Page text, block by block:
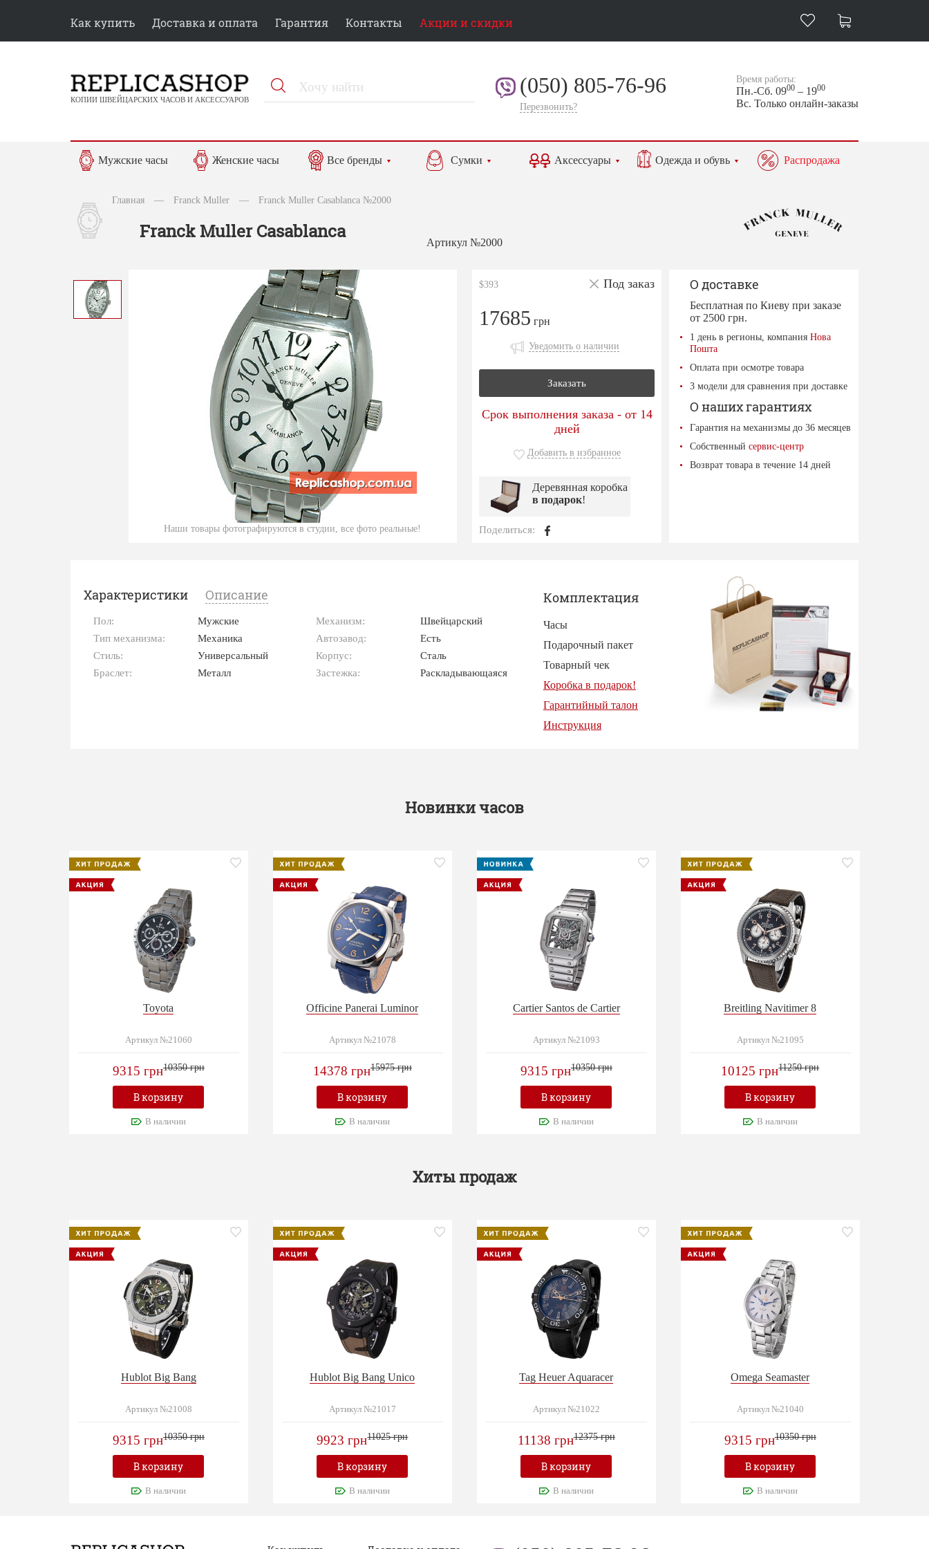
Как купить Доставка и оплата Гарантия Контакты Акции и скидки
КОПИИ ШВЕЙЦАРСКИХ ЧАСОВ И АКСЕССУАРОВ
(050) 805-76-96
Перезвонить?
Время работы:
Пн.-Сб. 0900 – 1900
Вс. Только онлайн-заказы
Мужские часы Женские часы Все бренды Сумки Аксессуары Одежда и обувь Распродажа
Главная — Franck Muller — Franck Muller Casablanca №2000
Franck Muller Casablanca
Артикул №2000
Наши товары фотографируются в студии, все фото реальные!
$393 Под заказ
17685 грн
Уведомить о наличии
Заказать
Срок выполнения заказа - от 14
дней
Добавить в избранное
Деревянная коробка
в подарок!
Поделиться:
О доставке
Бесплатная по Киеву при заказе
от 2500 грн.
1 день в регионы, компанияНова
Пошта
Оплата при осмотре товара
3 модели для сравнения при доставке
О наших гарантиях
Гарантия на механизмы до 36 месяцев
Собственныйсервис-центр
Возврат товара в течение 14 дней
Характеристики Описание
Пол: Мужские Механизм:
Швейцарский
Тип механизма:
Механика Автозавод:
Есть
Стиль:
Универсальный Корпус:
Сталь
Браслет:
Металл Застежка: Раскладывающаяся
Комплектация
Часы
Подарочный пакет
Товарный чек
Коробка в подарок!
Гарантийный талон
Инструкция
Новинки часов
Toyota
Артикул №21060
9315 грн10350 грн
В корзину
В наличии
Officine Panerai Luminor
Артикул №21078
14378 грн15975 грн
В корзину
В наличии
Cartier Santos de Cartier
Артикул №21093
9315 грн10350 грн
В корзину
В наличии
Breitling Navitimer 8
Артикул №21095
10125 грн11250 грн
В корзину
В наличии
Хиты продаж
Hublot Big Bang
Артикул №21008
9315 грн10350 грн
В корзину
В наличии
Hublot Big Bang Unico
Артикул №21017
9923 грн11025 грн
В корзину
В наличии
Tag Heuer Aquaracer
Артикул №21022
11138 грн12375 грн
В корзину
В наличии
Omega Seamaster
Артикул №21040
9315 грн10350 грн
В корзину
В наличии